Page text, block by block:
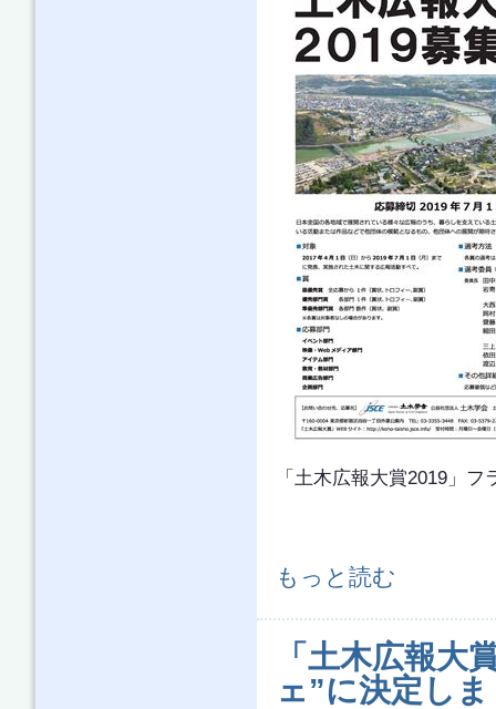
「土木広報大賞2019」フ
土木の広報に関するコンテスト 5/
もっと読む
「土木広報大
ェ”に決定し